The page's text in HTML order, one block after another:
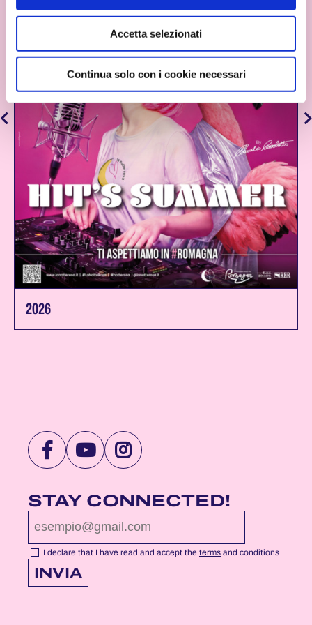
Accetta selezionati
Continua solo con i cookie necessari
2026
VISIT
FACEBOOK
PROFILE
PAGE
VISIT
YOUTUBE
PROFILE
PAGE
VISIT
INSTAGRAM
PROFILE
PAGE
STAY CONNECTED!
I declare that I have read and accept the terms and conditions
INVIA